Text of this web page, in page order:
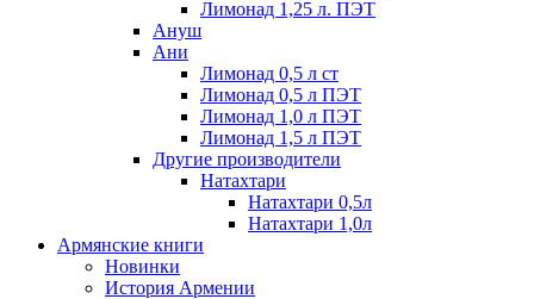
Лимонад 1,25 л. ПЭТ
Ануш
Ани
Лимонад 0,5 л ст
Лимонад 0,5 л ПЭТ
Лимонад 1,0 л ПЭТ
Лимонад 1,5 л ПЭТ
Другие производители
Натахтари
Натахтари 0,5л
Натахтари 1,0л
Армянские книги
Новинки
История Армении